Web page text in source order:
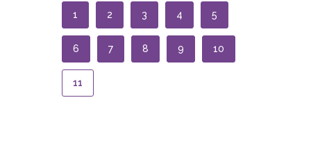
1 2 3 4 5
6 7 8 9 10
11